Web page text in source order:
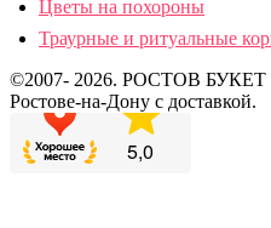
Цветы на похороны
Траурные и ритуальные
©2007- 2026. РОСТОВ БУКЕТ -
Ростове-на-Дону с доставкой.